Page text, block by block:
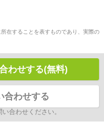
在することを表すものであり、実際の
わせする(無料)
合わせする
合わせください。